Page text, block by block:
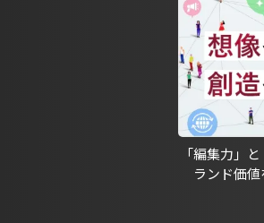
「編集力」
ランド価